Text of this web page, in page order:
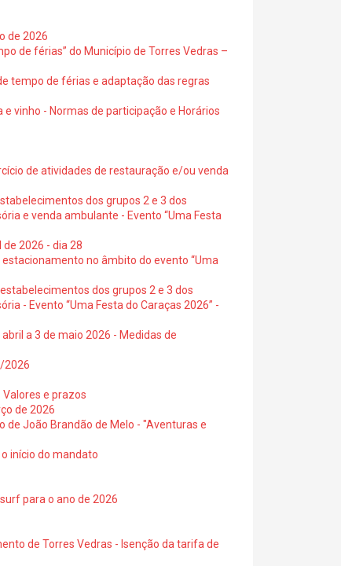
de 2026
de férias” do Município de Torres Vedras –
tempo de férias e adaptação das regras
vinho - Normas de participação e Horários
de atividades de restauração e/ou venda
dos grupos 2 e 3 dos
e venda ambulante - Evento “Uma Festa
2026 - dia 28
no âmbito do evento “Uma
dos grupos 2 e 3 dos
- Evento “Uma Festa do Caraças 2026” -
a 3 de maio 2026 - Medidas de
2026
e prazos
de 2026
de João Brandão de Melo - "Aventuras e
início do mandato
para o ano de 2026
de Torres Vedras - Isenção da tarifa de